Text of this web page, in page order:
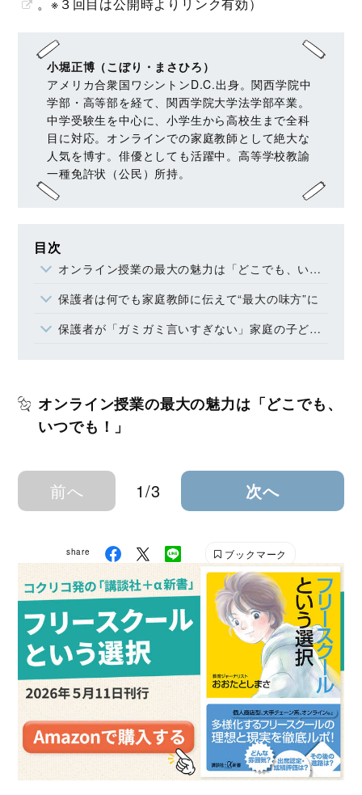
小堀正博（こぼり・まさひろ）
アメリカ合衆国ワシントンD.C.出身。関西学院中
学部・高等部を経て、関西学院大学法学部卒業。
中学受験生を中心に、小学生から高校生まで全科
目に対応。オンラインでの家庭教師として絶大な
人気を博す。俳優としても活躍中。高等学校教諭
一種免許状（公民）所持。
目次
オンライン授業の最大の魅力は「どこでも、いつでも！」
保護者は何でも家庭教師に伝えて“最大の味方”に
保護者が「ガミガミ言いすぎない」家庭の子どもは伸びる！
オンライン授業の最大の魅力は「どこでも、
いつでも！」
前へ 1/3 次へ
share ブックマーク